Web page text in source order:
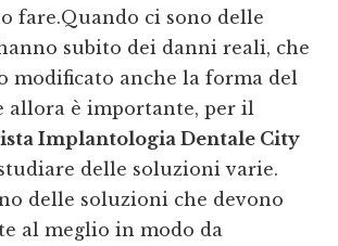
fare.Quando ci sono delle
subito dei danni reali, che
modificato anche la forma del
allora è importante, per il
Implantologia Dentale City
delle soluzioni varie.
delle soluzioni che devono
al meglio in modo da